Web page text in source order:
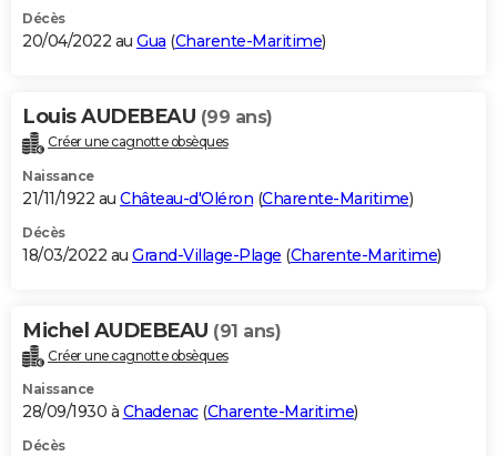
Décès
20/04/2022 au Gua (Charente-Maritime)
Louis AUDEBEAU (99 ans)
Créer une cagnotte obsèques
Naissance
21/11/1922 au Château-d'Oléron (Charente-Maritime)
Décès
18/03/2022 au Grand-Village-Plage (Charente-Maritime)
Michel AUDEBEAU (91 ans)
Créer une cagnotte obsèques
Naissance
28/09/1930 à Chadenac(Charente-Maritime)
Décès